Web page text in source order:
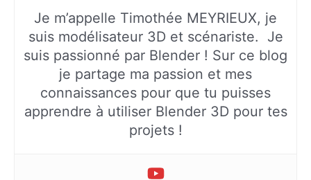
Je m’appelle Timothée MEYRIEUX, je
suis modélisateur 3D et scénariste. Je
suis passionné par Blender ! Sur ce blog
je partage ma passion et mes
connaissances pour que tu puisses
apprendre à utiliser Blender 3D pour tes
projets !